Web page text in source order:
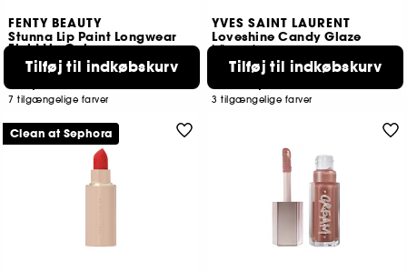
FENTY BEAUTY
Stunna Lip Paint Longwear
Fluid Lip Color
4569
159,00 KR
7 tilgængelige farver
Tilføj til indkøbskurv
YVES SAINT LAURENT
Loveshine Candy Glaze
Läppglans
499
3 tilgængelige farver
Tilføj til indkøbskurv
Clean at Sephora